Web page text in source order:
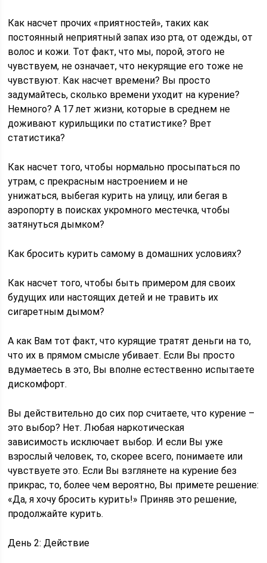
Как насчет прочих «приятностей», таких как
постоянный неприятный запах изо рта, от одежды, от
волос и кожи. Тот факт, что мы, порой, этого не
чувствуем, не означает, что некурящие его тоже не
чувствуют. Как насчет времени? Вы просто
задумайтесь, сколько времени уходит на курение?
Немного? А 17 лет жизни, которые в среднем не
доживают курильщики по статистике? Врет
статистика?
Как насчет того, чтобы нормально просыпаться по
утрам, с прекрасным настроением и не
унижаться, выбегая курить на улицу, или бегая в
аэропорту в поисках укромного местечка, чтобы
затянуться дымком?
Как бросить курить самому в домашних условиях?
Как насчет того, чтобы быть примером для своих
будущих или настоящих детей и не травить их
сигаретным дымом?
А как Вам тот факт, что курящие тратят деньги на то,
что их в прямом смысле убивает. Если Вы просто
вдумаетесь в это, Вы вполне естественно испытаете
дискомфорт.
Вы действительно до сих пор считаете, что курение –
это выбор? Нет. Любая наркотическая
зависимость исключает выбор. И если Вы уже
взрослый человек, то, скорее всего, понимаете или
чувствуете это. Если Вы взглянете на курение без
прикрас, то, более чем вероятно, Вы примете решение:
«Да, я хочу бросить курить!» Приняв это решение,
продолжайте курить.
День 2: Действие